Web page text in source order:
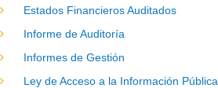
Estados Financieros Auditados
Informe de Auditoría
Informes de Gestión
Ley de Acceso a la Información Pública